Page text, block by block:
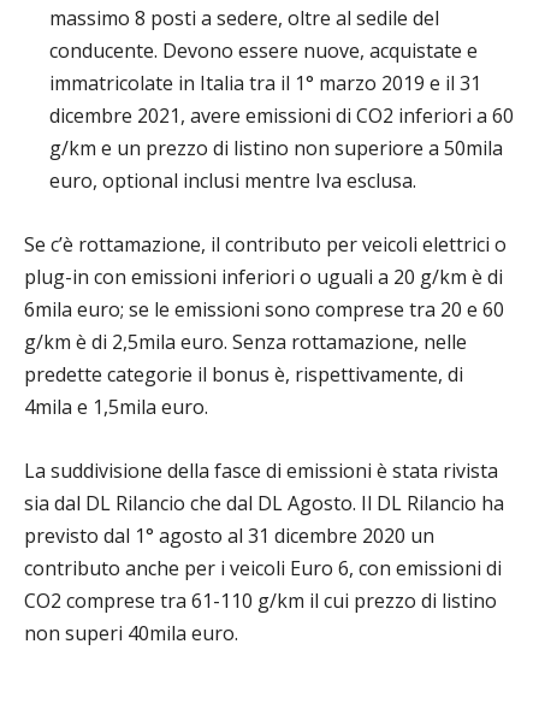
massimo 8 posti a sedere, oltre al sedile del
conducente. Devono essere nuove, acquistate e
immatricolate in Italia tra il 1° marzo 2019 e il 31
dicembre 2021, avere emissioni di CO2 inferiori a 60
g/km e un prezzo di listino non superiore a 50mila
euro, optional inclusi mentre Iva esclusa.
Se c’è rottamazione, il contributo per veicoli elettrici o
plug-in con emissioni inferiori o uguali a 20 g/km è di
6mila euro; se le emissioni sono comprese tra 20 e 60
g/km è di 2,5mila euro. Senza rottamazione, nelle
predette categorie il bonus è, rispettivamente, di
4mila e 1,5mila euro.
La suddivisione della fasce di emissioni è stata rivista
sia dal DL Rilancio che dal DL Agosto. Il DL Rilancio ha
previsto dal 1° agosto al 31 dicembre 2020 un
contributo anche per i veicoli Euro 6, con emissioni di
CO2 comprese tra 61-110 g/km il cui prezzo di listino
non superi 40mila euro.